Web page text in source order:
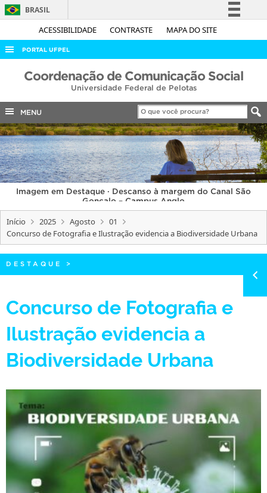
ACESSIBILIDADE CONTRASTE MAPA DO SITE
BRASIL
Simplifique!
Acesso à informação
Legislação
Canais
PORTAL UFPEL
ACESSO À INFORMAÇÃO
COBALTO
CONCURSOS
EDITAIS
INTERNACIONAL
OUVIDORIA
PORTARIAS
TELEFONES
Coordenação de Comunicação Social
Universidade Federal de Pelotas
MENU
Imagem em Destaque · Descanso à margem do Canal São
Gonçalo – Campus Anglo
Início 2025 Agosto
01
Concurso de Fotografia e Ilustração evidencia a Biodiversidade Urbana
DESTAQUE >
Concurso de Fotografia e
Ilustração evidencia a
Biodiversidade Urbana